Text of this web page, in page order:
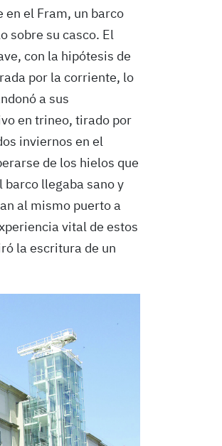
el Fram, un barco
sobre su casco. El
con la hipótesis de
por la corriente, lo
a sus
en trineo, tirado por
inviernos en el
de los hielos que
barco llegaba sano y
al mismo puerto a
vital de estos
la escritura de un